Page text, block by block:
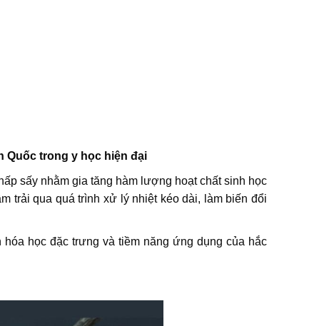
Quốc trong y học hiện đại
sấy nhằm gia tăng hàm lượng hoạt chất sinh học
trải qua quá trình xử lý nhiệt kéo dài, làm biến đổi
học đặc trưng và tiềm năng ứng dụng của hắc